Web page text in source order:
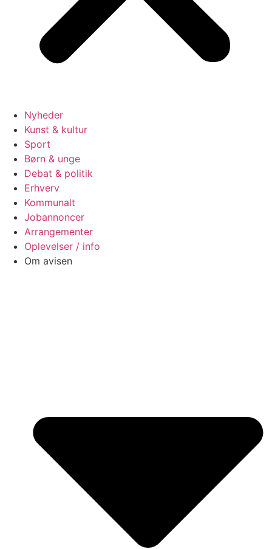
Nyheder
Kunst & kultur
Sport
Børn & unge
Debat & politik
Erhverv
Kommunalt
Jobannoncer
Arrangementer
Oplevelser / info
Om avisen